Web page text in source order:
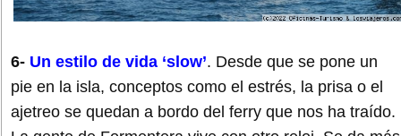
6- Un estilo de vida ‘slow’. Desde que se pone un
pie en la isla, conceptos como el estrés, la prisa o el
ajetreo se quedan a bordo del ferry que nos ha traído.